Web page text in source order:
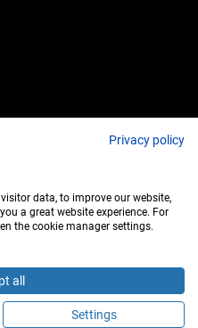
online
Privacy policy
data, to improve our website,
a great website experience. For
the cookie manager settings.
all
Settings